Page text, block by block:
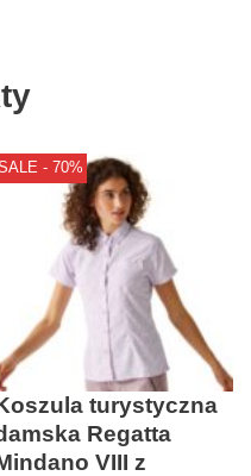
- 70%
turystyczna
Regatta
VIII z